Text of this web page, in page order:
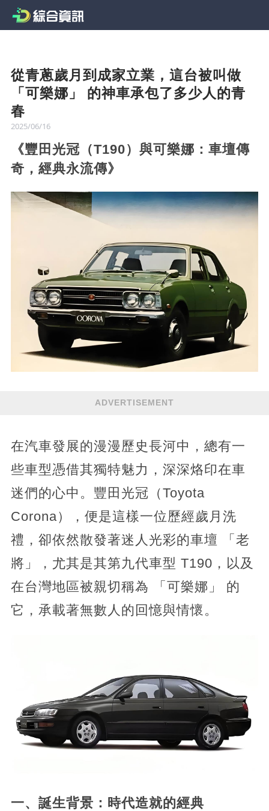
從青蔥歲月到成家立業，這台被叫做
「可樂娜」 的神車承包了多少人的青
春
2025/06/16
《豐田光冠（T190）與可樂娜：車壇傳
奇，經典永流傳》
ADVERTISEMENT
在汽車發展的漫漫歷史長河中，總有一
些車型憑借其獨特魅力，深深烙印在車
迷們的心中。豐田光冠（Toyota
Corona），便是這樣一位歷經歲月洗
禮，卻依然散發著迷人光彩的車壇 「老
將」，尤其是其第九代車型 T190，以及
在台灣地區被親切稱為 「可樂娜」 的
它，承載著無數人的回憶與情懷。
一、誕生背景：時代造就的經典